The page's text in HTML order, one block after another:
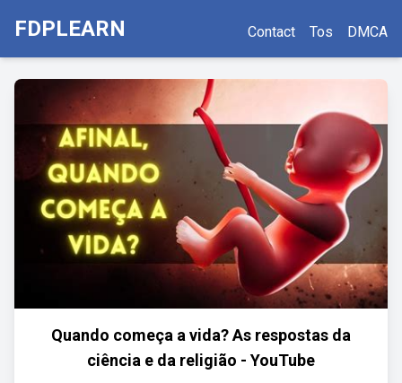
FDPLEARN Contact Tos DMCA
Quando começa a vida? As respostas da
ciência e da religião - YouTube